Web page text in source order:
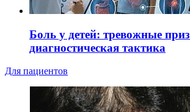
Боль у детей: тревожные
диагностическая тактика
Для пациентов